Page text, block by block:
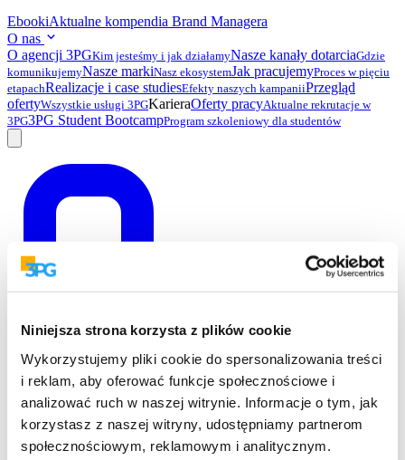
Niniejsza strona korzysta z plików cookie
Wykorzystujemy pliki cookie do spersonalizowania treści
i reklam, aby oferować funkcje społecznościowe i
analizować ruch w naszej witrynie. Informacje o tym, jak
korzystasz z naszej witryny, udostępniamy partnerom
społecznościowym, reklamowym i analitycznym.
EbookiAktualne kompendia Brand Managera
O nas
O agencji 3PGKim jesteśmy i jak działamyNasze kanały dotarciaGdzie
komunikujemyNasze markiNasz ekosystemJak pracujemyProces w pięciu
etapachRealizacje i case studiesEfekty naszych kampaniiPrzegląd
ofertyWszystkie usługi 3PGKarieraOferty pracyAktualne rekrutacje w
3PG3PG Student BootcampProgram szkoleniowy dla studentów